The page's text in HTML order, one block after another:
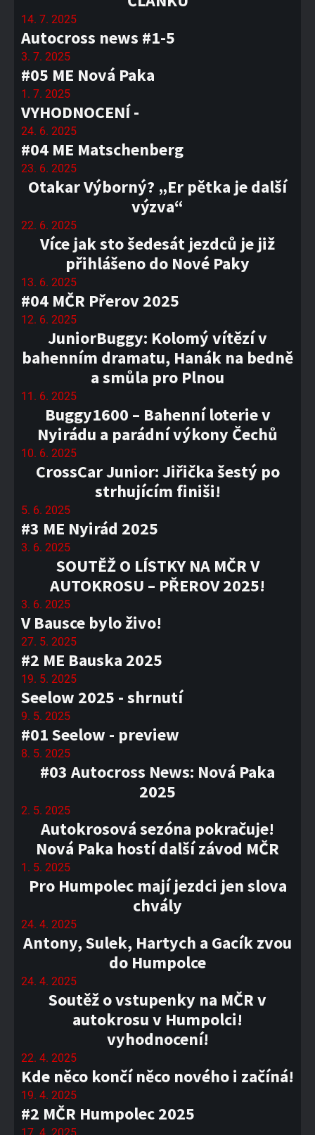
14. 7. 2025
Autocross news #1-5
3. 7. 2025
#05 ME Nová Paka
1. 7. 2025
VYHODNOCENÍ -
24. 6. 2025
#04 ME Matschenberg
23. 6. 2025
Otakar Výborný? „Er pětka je další
výzva“
22. 6. 2025
Více jak sto šedesát jezdců je již
přihlášeno do Nové Paky
13. 6. 2025
#04 MČR Přerov 2025
12. 6. 2025
JuniorBuggy: Kolomý vítězí v
bahenním dramatu, Hanák na bedně
a smůla pro Plnou
11. 6. 2025
Buggy1600 – Bahenní loterie v
Nyirádu a parádní výkony Čechů
10. 6. 2025
CrossCar Junior: Jiřička šestý po
strhujícím finiši!
5. 6. 2025
#3 ME Nyirád 2025
3. 6. 2025
SOUTĚŽ O LÍSTKY NA MČR V
AUTOKROSU – PŘEROV 2025!
3. 6. 2025
V Bausce bylo živo!
27. 5. 2025
#2 ME Bauska 2025
19. 5. 2025
Seelow 2025 - shrnutí
9. 5. 2025
#01 Seelow - preview
8. 5. 2025
#03 Autocross News: Nová Paka
2025
2. 5. 2025
Autokrosová sezóna pokračuje!
Nová Paka hostí další závod MČR
1. 5. 2025
Pro Humpolec mají jezdci jen slova
chvály
24. 4. 2025
Antony, Sulek, Hartych a Gacík zvou
do Humpolce
24. 4. 2025
Soutěž o vstupenky na MČR v
autokrosu v Humpolci!
vyhodnocení!
22. 4. 2025
Kde něco končí něco nového i začíná!
19. 4. 2025
#2 MČR Humpolec 2025
17. 4. 2025